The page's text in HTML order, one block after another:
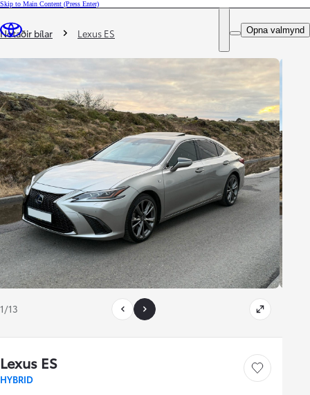
Skip to Main Content (Press Enter)
DEALER NAME
Opna valmynd
Þú ert hér
Notaðir bílar Lexus ES
1/13
Lexus ES
HYBRID
Vista bíl